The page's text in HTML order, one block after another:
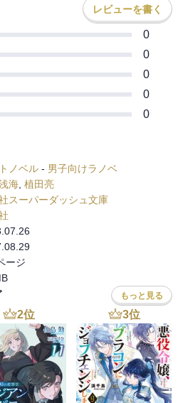
レビューを書く
0
0
0
0
0
ノベル - 男子向けラノベ
海 植田亮
スーパーダッシュ文庫
ージ
もっと見る
2位 3位